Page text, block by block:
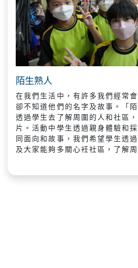
陌生熟人
在我們生活中，有許多我們經常
卻不知道他們的名字及故事。「
透過學生去了解周圍的人和社區
片。活動中學生透過親身體驗和
同面向和故事，我們希望學生透
及大家能夠多關心衽社區，了解